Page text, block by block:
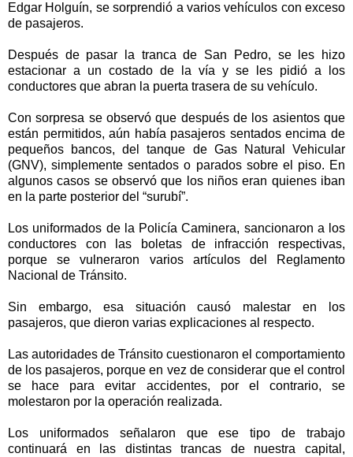
Edgar Holguín, se sorprendió a varios vehículos con exceso
de pasajeros.
Después de pasar la tranca de San Pedro, se les hizo
estacionar a un costado de la vía y se les pidió a los
conductores que abran la puerta trasera de su vehículo.
Con sorpresa se observó que después de los asientos que
están permitidos, aún había pasajeros sentados encima de
pequeños bancos, del tanque de Gas Natural Vehicular
(GNV), simplemente sentados o parados sobre el piso. En
algunos casos se observó que los niños eran quienes iban
en la parte posterior del “surubí”.
Los uniformados de la Policía Caminera, sancionaron a los
conductores con las boletas de infracción respectivas,
porque se vulneraron varios artículos del Reglamento
Nacional de Tránsito.
Sin embargo, esa situación causó malestar en los
pasajeros, que dieron varias explicaciones al respecto.
Las autoridades de Tránsito cuestionaron el comportamiento
de los pasajeros, porque en vez de considerar que el control
se hace para evitar accidentes, por el contrario, se
molestaron por la operación realizada.
Los uniformados señalaron que ese tipo de trabajo
continuará en las distintas trancas de nuestra capital,